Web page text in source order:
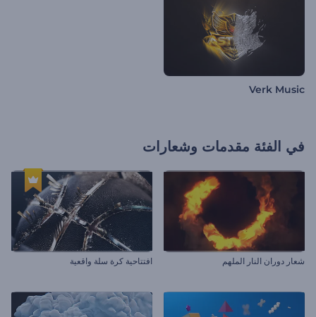
Verk Music
في الفئة مقدمات وشعارات
شعار دوران النار الملهم افتتاحية كرة سلة واقعية